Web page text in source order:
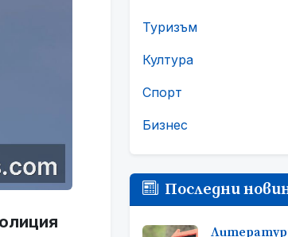
Туризъм
Култура
Спорт
Бизнес
Последни